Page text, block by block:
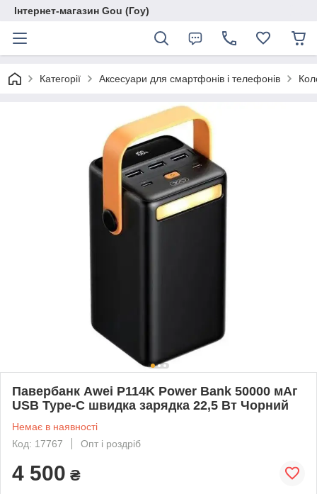
Інтернет-магазин Gou (Гоу)
Категорії Аксесуари для смартфонів і телефонів
Павербанк Awei P114K Power Bank 50000 мАг
USB Type-C швидка зарядка 22,5 Вт Чорний
Немає в наявності
Код: 17767
Опт і роздріб
4 500 ₴